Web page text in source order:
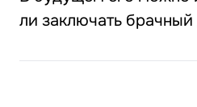
ли заключать